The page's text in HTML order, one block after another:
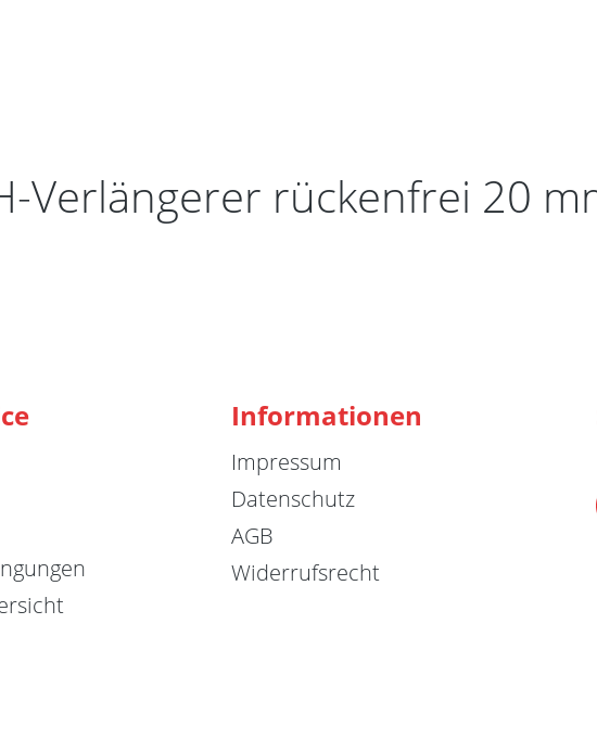
Verlängerer rückenfrei 20
Informationen
Impressum
Datenschutz
AGB
Widerrufsrecht